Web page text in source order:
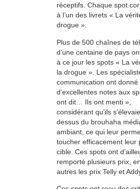
réceptifs. Chaque spot
à l’un des livrets « La
drogue ».
Plus de 500 chaînes de
d’une centaine de pays
à ce jour les spots « La
la drogue ». Les
communication ont donné
d’excellentes notes aux
ont dit… Ils ont menti »,
considérant qu’ils
dessus du brouhaha
ambiant, ce qui leur
toucher efficacement leur
cible. Ces spots ont
remporté plusieurs prix,
autres les prix Telly et